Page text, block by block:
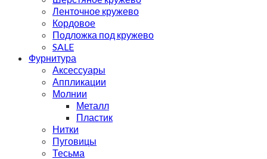
Ленточное кружево
Кордовое
Подложка под кружево
SALE
Фурнитура
Аксессуары
Аппликации
Молнии
Металл
Пластик
Нитки
Пуговицы
Тесьма